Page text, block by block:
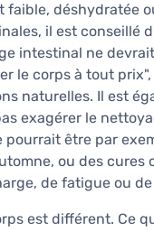
faible, déshydratée
il est conseillé
intestinal ne
le corps à tout
naturelles. Il est
exagérer le
pourrait être par
ou des cures
de fatigue ou
est différent. Ce